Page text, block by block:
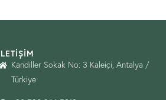
Kandiller Sokak No: 3 Kaleiçi, Antalya /
Türkiye